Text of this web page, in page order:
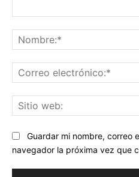
Guardar mi nombre, correo
navegador la próxima vez que